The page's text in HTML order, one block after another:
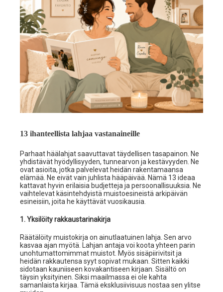
13 ihanteellista lahjaa vastanaineille
Parhaat häälahjat saavuttavat täydellisen tasapainon. Ne
yhdistävät hyödyllisyyden, tunnearvon ja kestävyyden. Ne
ovat asioita, jotka palvelevat heidän rakentamaansa
elämää. Ne eivät vain juhlista hääpäivää. Nämä 13 ideaa
kattavat hyvin erilaisia budjetteja ja persoonallisuuksia. Ne
vaihtelevat käsintehdyistä muistoesineistä arkipäivän
esineisiin, joita he käyttävät vuosikausia.
1. Yksilöity rakkaustarinakirja
Räätälöity muistokirja on ainutlaatuinen lahja. Sen arvo
kasvaa ajan myötä. Lahjan antaja voi koota yhteen parin
unohtumattomimmat muistot. Myös sisäpiirivitsit ja
heidän rakkautensa syyt sopivat mukaan. Sitten kaikki
sidotaan kauniiseen kovakantiseen kirjaan. Sisältö on
täysin yksityinen. Siksi maailmassa ei ole kahta
samanlaista kirjaa. Tämä eksklusiivisuus nostaa sen ylitse